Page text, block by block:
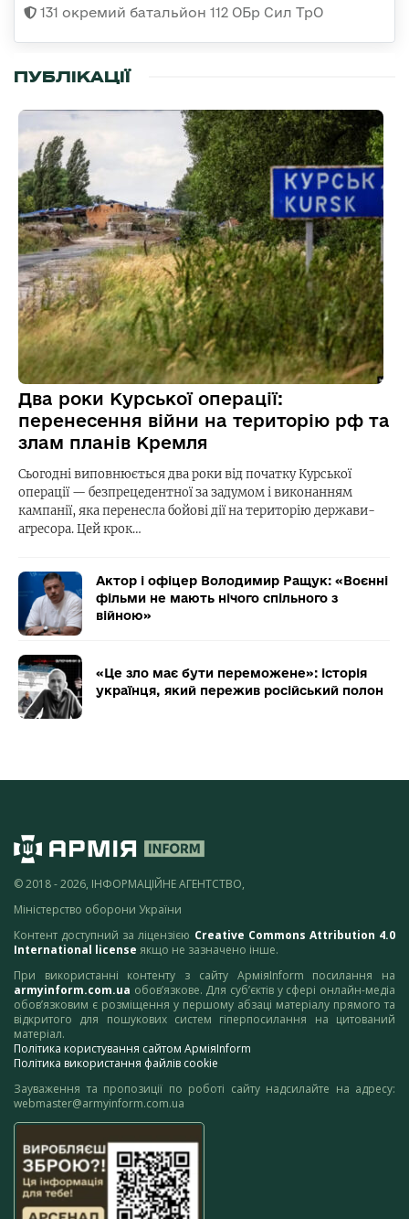
131 окремий батальйон 112 ОБр Сил ТрО
ПУБЛІКАЦІЇ
Два роки Курської операції:
перенесення війни на територію рф та
злам планів Кремля
Сьогодні виповнюється два роки від початку Курської
операції — безпрецедентної за задумом і виконанням
кампанії, яка перенесла бойові дії на територію держави-
агресора. Цей крок…
Актор і офіцер Володимир Ращук: «Воєнні
фільми не мають нічого спільного з
війною»
«Це зло має бути переможене»: історія
українця, який пережив російський полон
© 2018 - 2026, ІНФОРМАЦІЙНЕ АГЕНТСТВО,
Міністерство оборони України
Контент доступний за ліцензією Creative Commons Attribution 4.0
International license якщо не зазначено інше.
При використанні контенту з сайту АрміяInform посилання на
armyinform.com.ua обов’язкове. Для суб’єктів у сфері онлайн-медіа
обов’язковим є розміщення у першому абзаці матеріалу прямого та
відкритого для пошукових систем гіперпосилання на цитований
матеріал.
Політика користування сайтом АрміяInform
Політика використання файлів cookie
Зауваження та пропозиції по роботі сайту надсилайте на адресу:
webmaster@armyinform.com.ua